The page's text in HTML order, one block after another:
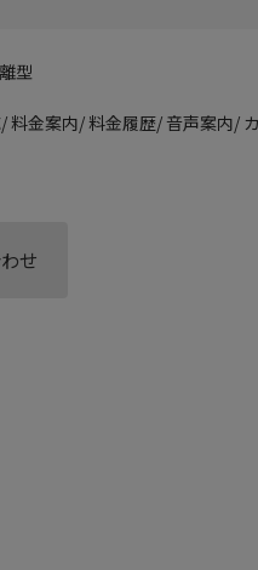
型
料金案内/ 料金履歴/ 音声案内/
せ